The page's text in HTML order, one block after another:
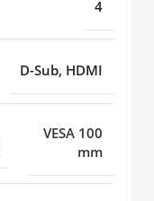
4
D-Sub, HDMI
VESA 100
mm